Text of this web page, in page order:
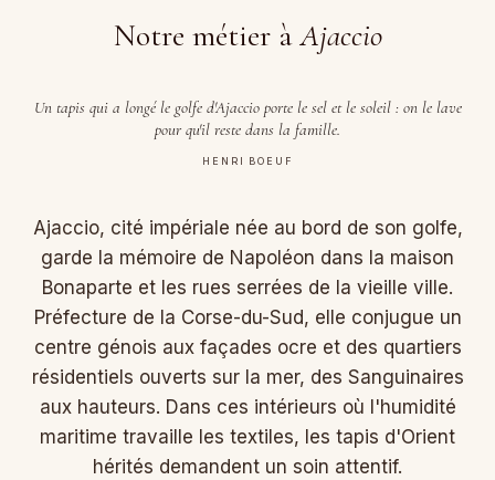
Notre métier àAjaccio
Un tapis qui a longé le golfe d'Ajaccio porte le sel et le soleil : on le lave
pour qu'il reste dans la famille.
HENRI BOEUF
Ajaccio, cité impériale née au bord de son golfe,
garde la mémoire de Napoléon dans la maison
Bonaparte et les rues serrées de la vieille ville.
Préfecture de la Corse-du-Sud, elle conjugue un
centre génois aux façades ocre et des quartiers
résidentiels ouverts sur la mer, des Sanguinaires
aux hauteurs. Dans ces intérieurs où l'humidité
maritime travaille les textiles, les tapis d'Orient
hérités demandent un soin attentif.